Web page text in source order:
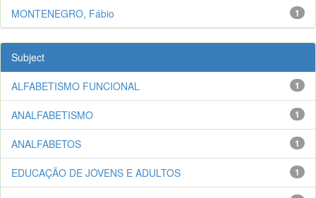
1
MONTENEGRO, Fábio
Subject
1
ALFABETISMO FUNCIONAL
1
ANALFABETISMO
1
ANALFABETOS
1
EDUCAÇÃO DE JOVENS E ADULTOS